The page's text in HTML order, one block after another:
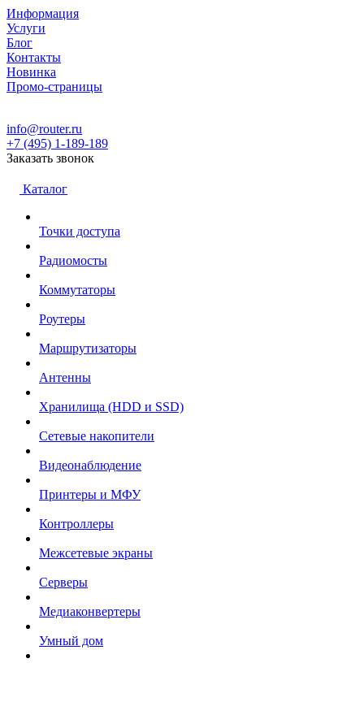
Информация
Услуги
Блог
Контакты
Новинка
Промо-страницы
info@router.ru
+7 (495) 1-189-189
Заказать звонок
Каталог
Точки доступа
Радиомосты
Коммутаторы
Роутеры
Маршрутизаторы
Антенны
Хранилища (HDD и SSD)
Сетевые накопители
Видеонаблюдение
Принтеры и МФУ
Контроллеры
Межсетевые экраны
Серверы
Медиаконвертеры
Умный дом